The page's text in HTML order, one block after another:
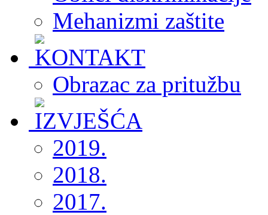
Mehanizmi zaštite
Obrazac za pritužbu
2019.
2018.
2017.